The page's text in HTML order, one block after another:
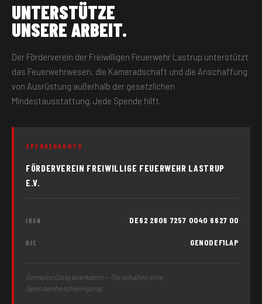
UNTERSTÜTZE
UNSERE ARBEIT.
Der Förderverein der Freiwilligen Feuerwehr Lastrup unterstützt
das Feuerwehrwesen, die Kameradschaft und die Anschaffung
von Ausrüstung außerhalb der gesetzlichen
Mindestausstattung. Jede Spende hilft.
SPENDENKONTO
FÖRDERVEREIN FREIWILLIGE FEUERWEHR LASTRUP
E.V.
IBAN DE62 2806 7257 0040 6627 00
BIC GENODEF1LAP
Gemeinnützig anerkannt — Sie erhalten eine
Spendenbescheinigung.